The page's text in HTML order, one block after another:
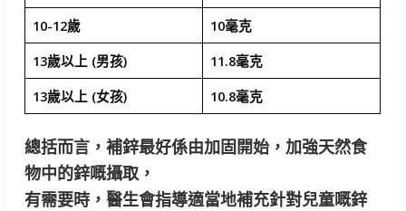
10-12歲
10毫克
13歲以上 (男孩)
11.8毫克
13歲以上 (女孩)
10.8毫克
總括而言，補鋅最好係由加固開始，加強天然食
物中的鋅嘅攝取 ，
有需要時，醫生會指導適當地補充針對兒童嘅鋅